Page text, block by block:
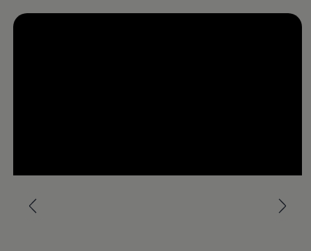
Mjukvaruuppdatering för förbränningsbilar
Farthållare & ACC